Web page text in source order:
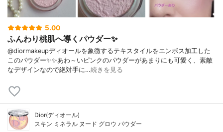
5.00
ふんわり桃肌へ導くパウダー✨
@diormakeupディオールを象徴するテキスタイルをエンボス加工した
このパウダー✨✨あわ～いピンクのパウダーがあまりにも可愛く、素敵
なデザインなので絶対手に…続きを見る
Dior(ディオール)
スキン ミネラル ヌード グロウ パウダー